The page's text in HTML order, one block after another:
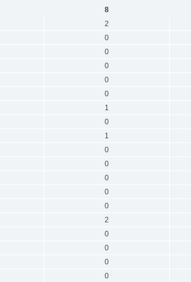
8
2
0
0
0
0
0
1
0
1
0
0
0
0
0
2
0
0
0
0